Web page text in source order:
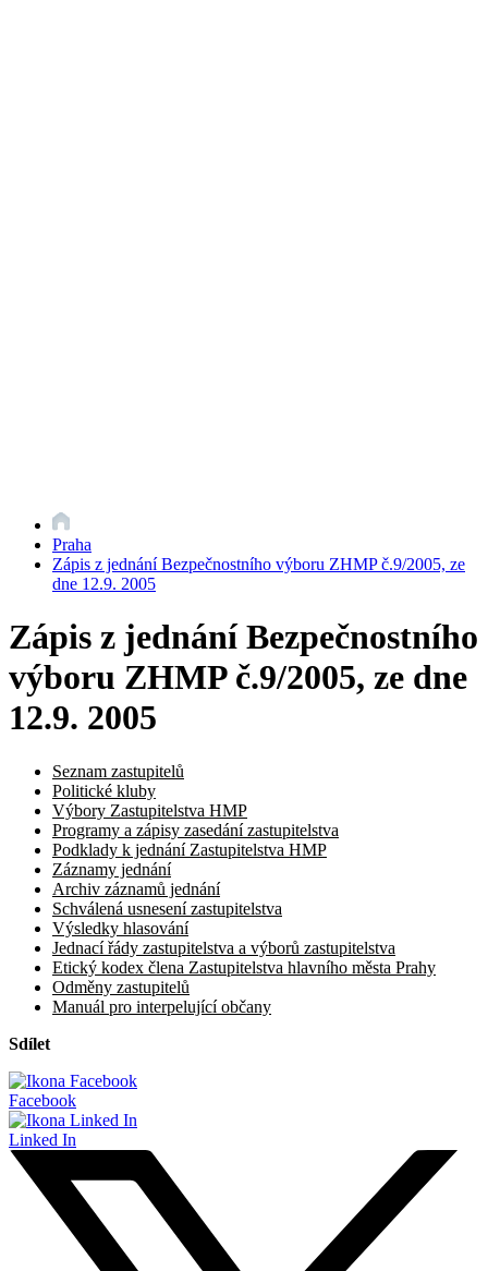
Praha
Zápis z jednání Bezpečnostního výboru ZHMP č.9/2005, ze
dne 12.9. 2005
Zápis z jednání Bezpečnostního
výboru ZHMP č.9/2005, ze dne
12.9. 2005
Seznam zastupitelů
Politické kluby
Výbory Zastupitelstva HMP
Programy a zápisy zasedání zastupitelstva
Podklady k jednání Zastupitelstva HMP
Záznamy jednání
Archiv záznamů jednání
Schválená usnesení zastupitelstva
Výsledky hlasování
Jednací řády zastupitelstva a výborů zastupitelstva
Etický kodex člena Zastupitelstva hlavního města Prahy
Odměny zastupitelů
Manuál pro interpelující občany
Sdílet
Facebook
Linked In